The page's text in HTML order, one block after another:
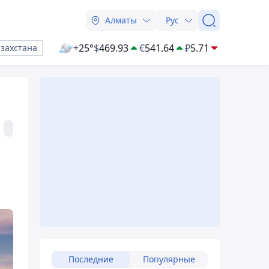
Алматы Рус
+25°$469.93 €541.64 ₽5.71
Последние Популярные